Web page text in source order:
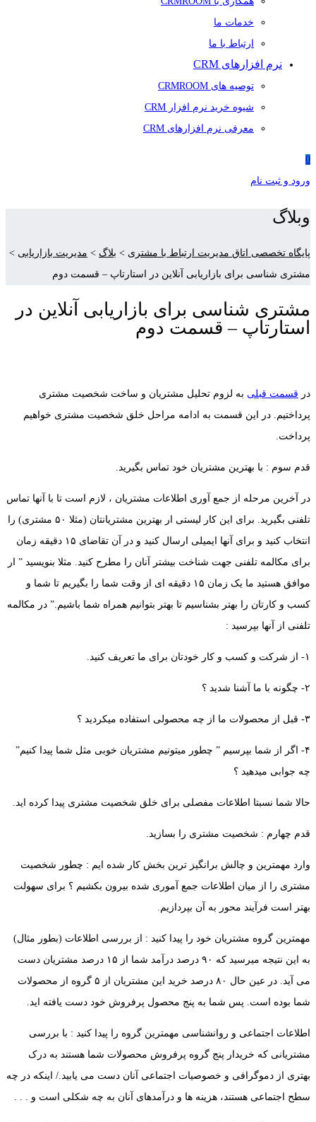
خدمات ما
ارتباط با ما
نرم افزارهای CRM
توصیه های CRMROOM
شیوه خرید نرم افزار CRM
معرفی نرم افزارهای CRM
0
ورود و ثبت نام
وبلاگ
پایگاه تخصصی اتاق مدیریت ارتباط با مشتری > بلاگ > مدیریت بازاریابی >
مشتری شناسی برای بازاریابی آنلاین در استارتاپ‎ – قسمت دوم
مشتری شناسی برای بازاریابی آنلاین در
استارتاپ‎ – قسمت دوم
در قسمت قبلی به لزوم تحلیل مشتریان و ساخت شخصیت مشتری
پرداختیم. در این قسمت به ادامه مراحل خلق شخصیت مشتری خواهیم
پرداخت.
قدم سوم : با بهترین مشتریان خود تماس بگیرید.
در آخرین مرحله از جمع آوری اطلاعات مشتریان ، لازم است تا با آنها تماس
تلفنی بگیرید. برای این کار لیستی ار بهترین مشتریانتان (مثلا ۵۰ مشتری) را
انتخاب کنید و برای آنها ایمیلی ارسال کنید و در آن تقاضای ۱۵ دقیقه زمان
برای مکالمه تلفنی جهت شناخت بیشتر آنان را مطرح کنید. مثلا بنویسید ” ار
موافق هستید ما یک زمان ۱۵ دقیقه ای از وقت شما را بگیریم تا شما و
کسب و کارتان را بهتر بشناسیم تا بهتر بتوانیم همراه شما باشیم.” در مکالمه
تلفنی از آنها بپرسید :
۱- از شرکت و کسب و کار خودتان برای ما تعریف کنید.
۲- چگونه با ما آشنا شدید ؟
۳- قبل از محصولات ما از چه محصولی استفاده میکردید ؟
۴- اگر از شما بپرسیم ” چطور میتونیم مشتریان خوبی مثل شما پیدا کنیم”
چه جوابی میدهید ؟
حالا شما نسبتا اطلاعات مفصلی برای خلق شخصیت مشتری پیدا کرده اید.
قدم چهارم : شخصیت مشتری را بسازید.
وارد مهمترین و چالش برانگیز ترین بخش کار شده ایم : چطور شخصیت
مشتری را از میان اطلاعات جمع آموری شده بیرون بکشیم ؟ برای سهولت
بهتر است فرآیند محور به آن بپردازیم.
مهمترین گروه مشتریان خود را پیدا کنید : از بررسی اطلاعات (بطور مثال)
به این نتیجه میرسید که ۹۰ درصد درآمد شما از ۱۵ درصد مشتریان دست
می آید. در عین حال ۸۰ درصد خرید این مشتریان از ۵ گروه از محصولات
شما بوده است. پس شما به پنج محصول پرفروش خود دست یافته اید.
اطلاعات اجتماعی و روانشناسی مهمترین گروه را پیدا کنید : با بررسی
مشتریانی که خریدار پنج گروه پرفروش محصولات شما هستند به درک
بهتری از دموگرافی و خصوصیات اجتماعی آنان دست می یابید./ اینکه در چه
سطح اجتماعی هستند، هزینه ها و درآمدهای آنان به چه شکلی است و . . .